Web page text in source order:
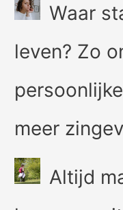
Waar
leven? Zo
meer
Altijd